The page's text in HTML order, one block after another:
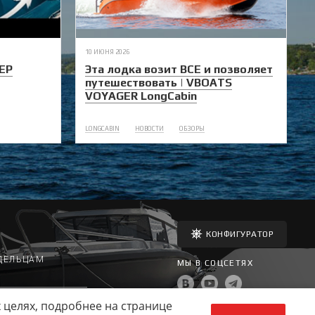
10 ИЮНЯ 2026
Эта лодка возит ВСЕ и позволяет
путешествовать | VBOATS
VOYAGER LongCabin
LONGCABIN НОВОСТИ ОБЗОРЫ
Комплектация и
КОНФИГУРАТОР
МЫ В СОЦСЕТЯХ
подробнее на странице